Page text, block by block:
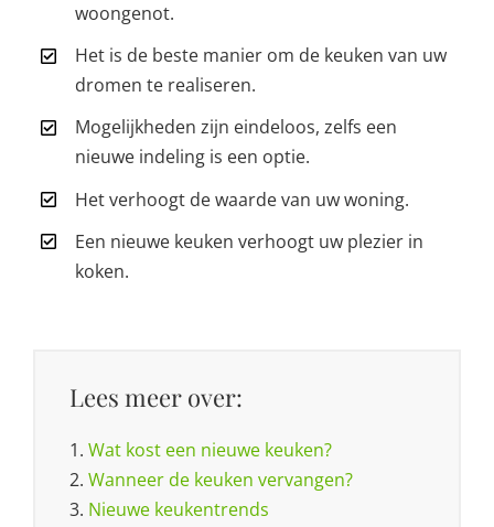
woongenot.
Het is de beste manier om de keuken van uw
dromen te realiseren.
Mogelijkheden zijn eindeloos, zelfs een
nieuwe indeling is een optie.
Het verhoogt de waarde van uw woning.
Een nieuwe keuken verhoogt uw plezier in
koken.
Lees meer over:
1. Wat kost een nieuwe keuken?
2. Wanneer de keuken vervangen?
3. Nieuwe keukentrends